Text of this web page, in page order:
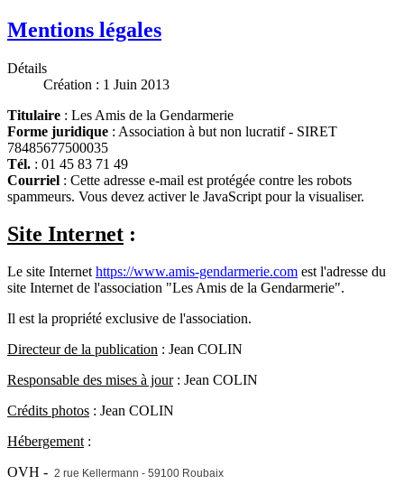
Mentions légales
Détails
Création : 1 Juin 2013
Titulaire : Les Amis de la Gendarmerie
Forme juridique : Association à but non lucratif - SIRET
78485677500035
Tél. : 01 45 83 71 49
Courriel : Cette adresse e-mail est protégée contre les robots
spammeurs. Vous devez activer le JavaScript pour la visualiser.
Site Internet :
Le site Internet https://www.amis-gendarmerie.com est l'adresse du
site Internet de l'association "Les Amis de la Gendarmerie".
Il est la propriété exclusive de l'association.
Directeur de la publication : Jean COLIN
Responsable des mises à jour: Jean COLIN
Crédits photos : Jean COLIN
Hébergement :
OVH - 2 rue Kellermann - 59100 Roubaix